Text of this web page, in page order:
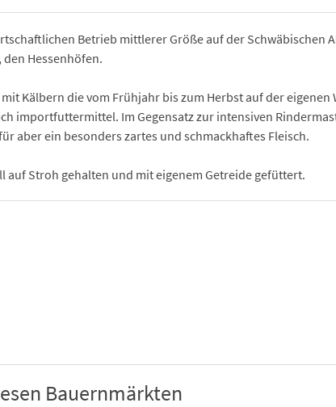
Betrieb mittlerer Größe auf der Schwäbischen
Hessenhöfen.
Kälbern die vom Frühjahr bis zum Herbst auf der eigenen
importfuttermittel. Im Gegensatz zur intensiven
aber ein besonders zartes und schmackhaftes Fleisch.
auf Stroh gehalten und mit eigenem Getreide gefüttert.
Bauernmärkten